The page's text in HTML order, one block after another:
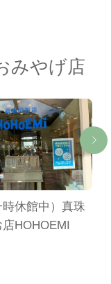
みやげ店
時休館中）真珠
HOHOEMI